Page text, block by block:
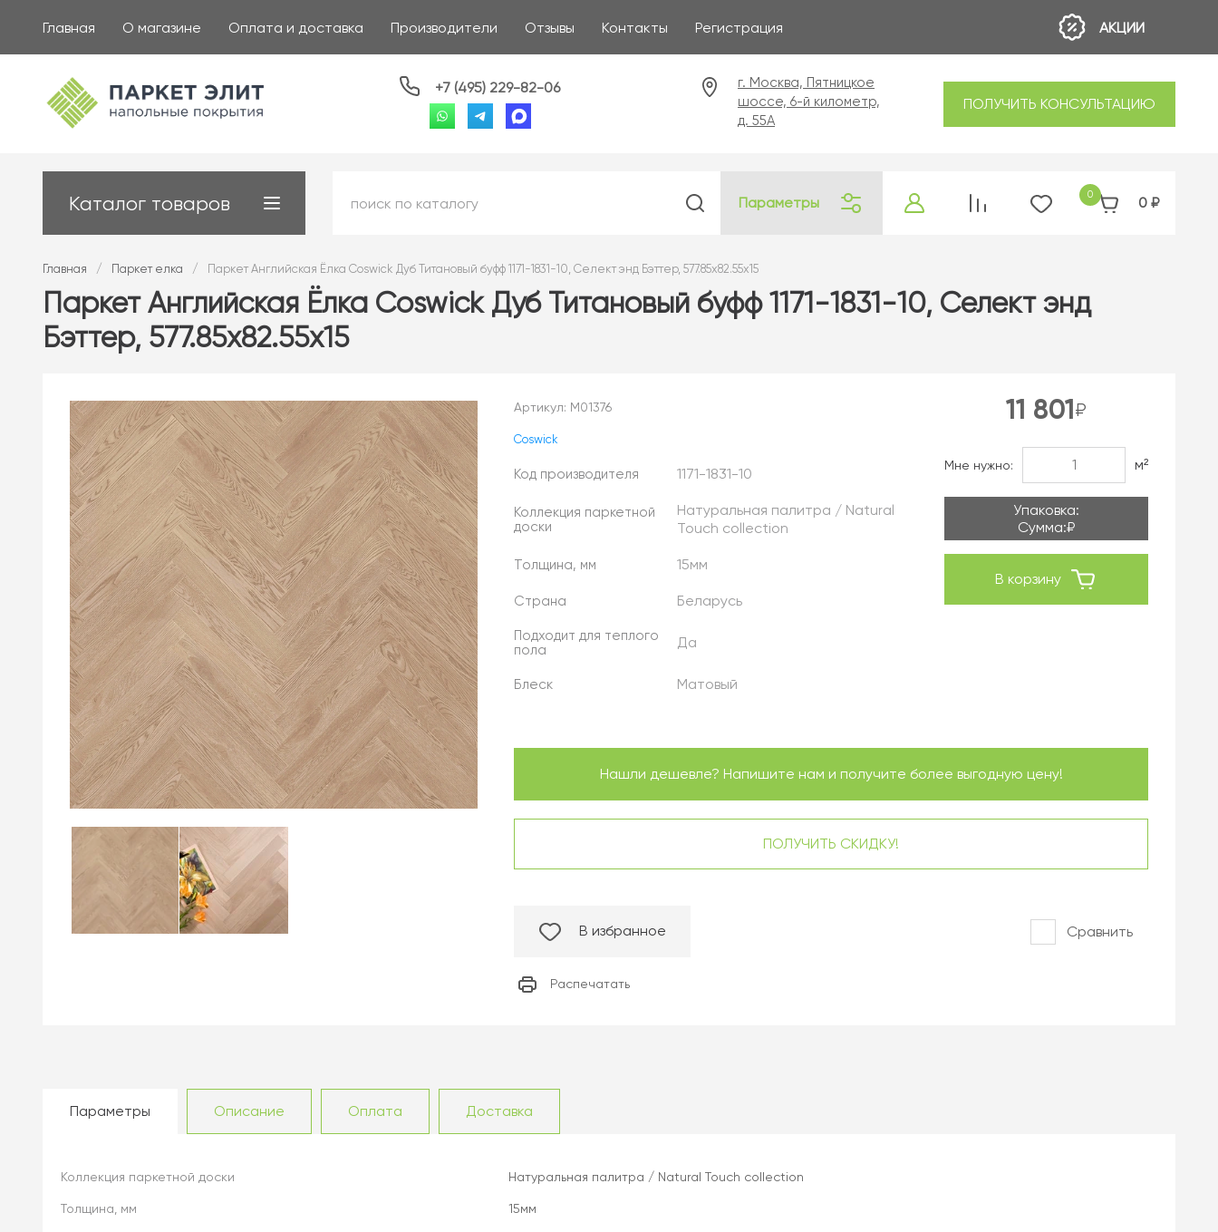
Главная О магазине Оплата и доставка Производители Отзывы Контакты Регистрация АКЦИИ
+7 (495) 229-82-06
г. Москва, Пятницкое
шоссе, 6-й километр,
д. 55А
ПОЛУЧИТЬ КОНСУЛЬТАЦИЮ
Каталог товаров Параметры 0 0 ₽
Главная / Паркет елка / Паркет Английская Ёлка Coswick Дуб Титановый буфф 1171-1831-10, Селект энд Бэттер, 577.85x82.55x15
Паркет Английская Ёлка Coswick Дуб Титановый буфф 1171-1831-10, Селект энд
Бэттер, 577.85x82.55x15
Артикул: М01376
Coswick
Код производителя 1171-1831-10
Коллекция паркетной
доски
Натуральная палитра / Natural
Touch collection
Толщина, мм 15мм
Страна Беларусь
Подходит для теплого
пола
Да
Блеск Матовый
11 801₽
Мне нужно: м²
Упаковка:
Сумма:₽
В корзину
Нашли дешевле? Напишите нам и получите более выгодную цену!
ПОЛУЧИТЬ СКИДКУ!
В избранное Сравнить
Распечатать
Параметры Описание Оплата Доставка
Коллекция паркетной доски Натуральная палитра / Natural Touch collection
Толщина, мм 15мм